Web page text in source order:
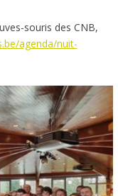
souris des CNB,
agenda/nuit-